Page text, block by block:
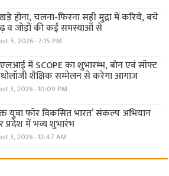
होना, चलना-फिरना सही मुद्रा में करिये, बचे
व जोड़ों की कई समस्याओं से
5, 2026- 7:15 PM
में SCOPE का शुभारम्भ, बोन एवं सॉफ्ट
शैक्षिक सम्मेलन से करेगा आगाज
3, 2026- 10:09 PM
युवा फॉर विकसित भारत’ संकल्प अभियान
प्रदेश में भव्य शुभारंभ
3, 2026- 12:47 AM